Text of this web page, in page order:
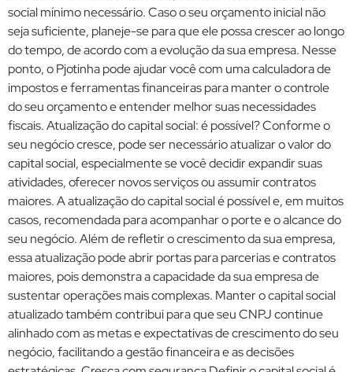
social mínimo necessário. Caso o seu orçamento inicial não
seja suficiente, planeje-se para que ele possa crescer ao longo
do tempo, de acordo com a evolução da sua empresa. Nesse
ponto, o Pjotinha pode ajudar você com uma calculadora de
impostos e ferramentas financeiras para manter o controle
do seu orçamento e entender melhor suas necessidades
fiscais. Atualização do capital social: é possível? Conforme o
seu negócio cresce, pode ser necessário atualizar o valor do
capital social, especialmente se você decidir expandir suas
atividades, oferecer novos serviços ou assumir contratos
maiores. A atualização do capital social é possível e, em muitos
casos, recomendada para acompanhar o porte e o alcance do
seu negócio. Além de refletir o crescimento da sua empresa,
essa atualização pode abrir portas para parcerias e contratos
maiores, pois demonstra a capacidade da sua empresa de
sustentar operações mais complexas. Manter o capital social
atualizado também contribui para que seu CNPJ continue
alinhado com as metas e expectativas de crescimento do seu
negócio, facilitando a gestão financeira e as decisões